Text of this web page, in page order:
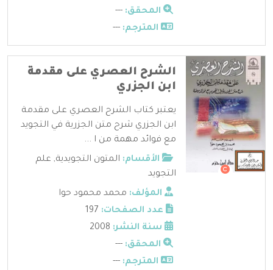
المحقق: ---
المترجم: ---
الشرح العصري على مقدمة
ابن الجزري
يعتبر كتاب الشرح العصري على مقدمة
ابن الجزري شرح متن الجزرية في التجويد
مع فوائد مهمة من ا ...
الأقسام: المتون التجويدية, علم
التجويد
المؤلف: محمد محمود حوا
عدد الصفحات:
سنة النشر:
المحقق: ---
المترجم: ---